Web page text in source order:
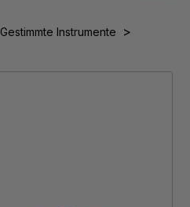
Gestimmte Instrumente >